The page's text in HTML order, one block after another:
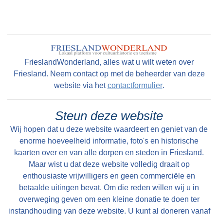
FrieslandWonderland, alles wat u wilt weten over
Friesland. Neem contact op met de beheerder van deze
website via hetcontactformulier.
Steun deze website
Wij hopen dat u deze website waardeert en geniet van de
enorme hoeveelheid informatie, foto's en historische
kaarten over en van alle dorpen en steden in Friesland.
Maar wist u dat deze website volledig draait op
enthousiaste vrijwilligers en geen commerciële en
betaalde uitingen bevat. Om die reden willen wij u in
overweging geven om een kleine donatie te doen ter
instandhouding van deze website. U kunt al doneren vanaf